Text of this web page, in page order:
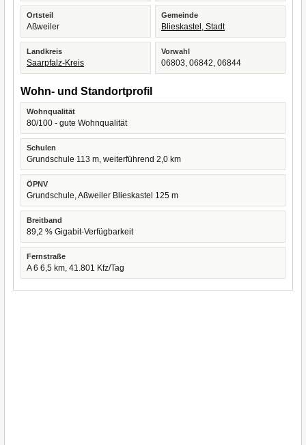
Ortsteil
Aßweiler
Gemeinde
Blieskastel, Stadt
Landkreis
Saarpfalz-Kreis
Vorwahl
06803, 06842, 06844
Wohn- und Standortprofil
Wohnqualität
80/100 - gute Wohnqualität
Schulen
Grundschule 113 m, weiterführend 2,0 km
ÖPNV
Grundschule, Aßweiler Blieskastel 125 m
Breitband
89,2 % Gigabit-Verfügbarkeit
Fernstraße
A 6 6,5 km, 41.801 Kfz/Tag